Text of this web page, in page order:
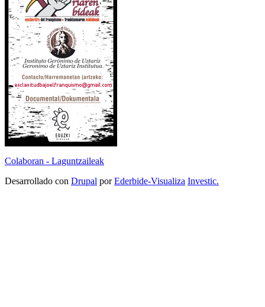
Colaboran - Laguntzaileak
Desarrollado con Drupal porEderbide-Visualiza Investic.